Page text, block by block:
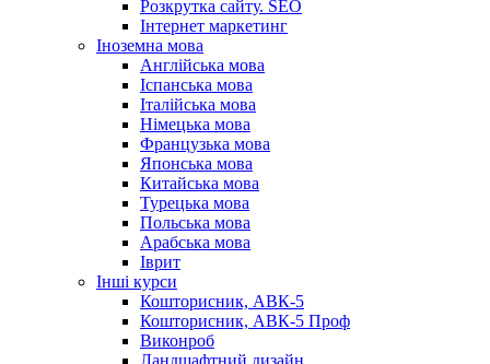
Розкрутка сайту. SEO
Інтернет маркетинг
Іноземна мова
Англійська мова
Іспанська мова
Італійська мова
Німецька мова
Французька мова
Японська мова
Китайська мова
Турецька мова
Польська мова
Арабська мова
Іврит
Інші курси
Кошторисник, АВК-5
Кошторисник, АВК-5 Проф
Виконроб